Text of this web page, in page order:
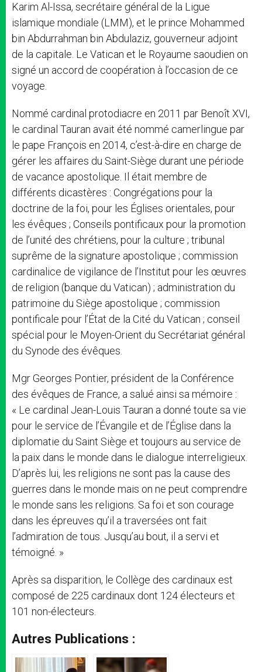
Karim Al-Issa, secrétaire général de la Ligue
islamique mondiale (LMM), et le prince Mohammed
bin Abdurrahman bin Abdulaziz, gouverneur adjoint
de la capitale. Le Vatican et le Royaume saoudien on
signé un accord de coopération à l’occasion de ce
voyage.
Nommé cardinal protodiacre en 2011 par Benoît XVI,
le cardinal Tauran avait été nommé camerlingue par
le pape François en 2014, c’est-à-dire en charge de
gérer les affaires du Saint-Siège durant une période
de vacance apostolique. Il était membre de
différents dicastères : Congrégations pour la
doctrine de la foi, pour les Églises orientales, pour
les évêques ; Conseils pontificaux pour la promotion
de l’unité des chrétiens, pour la culture ; tribunal
suprême de la signature apostolique ; commission
cardinalice de vigilance de l’Institut pour les œuvres
de religion (banque du Vatican) ; administration du
patrimoine du Siège apostolique ; commission
pontificale pour l’État de la Cité du Vatican ; conseil
spécial pour le Moyen-Orient du Secrétariat général
du Synode des évêques.
Mgr Georges Pontier, président de la Conférence
des évêques de France, a salué ainsi sa mémoire :
« Le cardinal Jean-Louis Tauran a donné toute sa vie
pour le service de l’Évangile et de l’Église dans la
diplomatie du Saint Siège et toujours au service de
la paix dans le monde dans le dialogue interreligieux.
D’après lui, les religions ne sont pas la cause des
guerres dans le monde mais on ne peut comprendre
le monde sans les religions. Sa foi et son courage
dans les épreuves qu’il a traversées ont fait
l’admiration de tous. Jusqu’au bout, il a servi et
témoigné. »
Après sa disparition, le Collège des cardinaux est
composé de 225 cardinaux dont 124 électeurs et
101 non-électeurs.
Autres Publications :